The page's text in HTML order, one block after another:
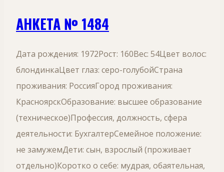
АНКЕТА № 1484
Дата рождения: 1972Рост: 160Вес: 54Цвет волос:
блондинкаЦвет глаз: серо-голубойСтрана
проживания: РоссияГород проживания:
КрасноярскОбразование: высшее образование
(техническое)Профессия, должность, сфера
деятельности: БухгалтерСемейное положение:
не замужемДети: сын, взрослый (проживает
отдельно)Коротко о себе: мудрая, обаятельная,